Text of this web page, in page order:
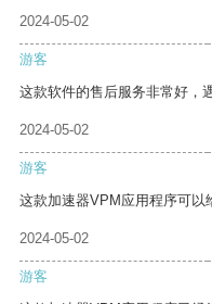
2024-05-02
游客
这款软件的售后服务非常好，
2024-05-02
游客
这款加速器VPM应用程序可以
2024-05-02
游客